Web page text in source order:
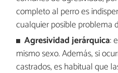
completo al perro es
cualquier posible problema
Agresividad jerárquica:
mismo sexo. Además, si
castrados, es habitual que